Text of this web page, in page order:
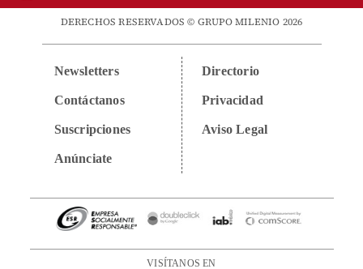
DERECHOS RESERVADOS © GRUPO MILENIO 2026
Newsletters
Contáctanos
Suscripciones
Anúnciate
Directorio
Privacidad
Aviso Legal
VISÍTANOS EN